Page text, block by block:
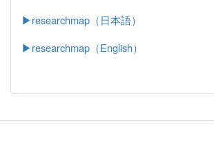
▶researchmap（日本語）
▶researchmap（English）